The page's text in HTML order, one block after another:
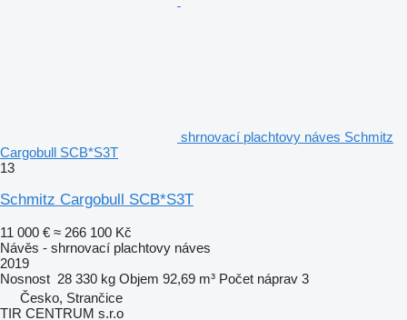
shrnovací plachtovy náves Schmitz
Cargobull SCB*S3T
13
Schmitz Cargobull SCB*S3T
11 000 € ≈ 266 100 Kč
Návěs - shrnovací plachtovy náves
2019
Nosnost 28 330 kg Objem 92,69 m³ Počet náprav 3
Česko, Strančice
TIR CENTRUM s.r.o